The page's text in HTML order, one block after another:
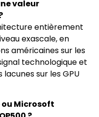
valeur
entièrement
exascale, en
américaines sur les
technologique et
sur les GPU
ou Microsoft